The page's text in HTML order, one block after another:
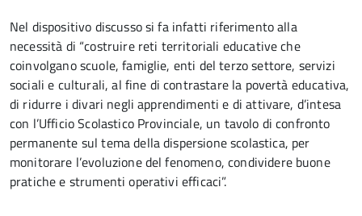
Nel dispositivo discusso si fa infatti riferimento alla
necessità di “costruire reti territoriali educative che
coinvolgano scuole, famiglie, enti del terzo settore, servizi
sociali e culturali, al fine di contrastare la povertà educativa,
di ridurre i divari negli apprendimenti e di attivare, d’intesa
con l’Ufficio Scolastico Provinciale, un tavolo di confronto
permanente sul tema della dispersione scolastica, per
monitorare l’evoluzione del fenomeno, condividere buone
pratiche e strumenti operativi efficaci”.